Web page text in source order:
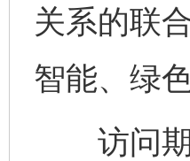
关系的联
智能、绿
访问期